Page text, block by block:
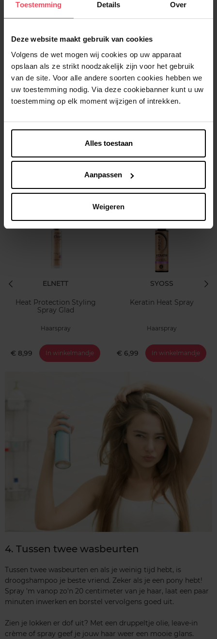
Toestemming Details Over
Deze website maakt gebruik van cookies
Volgens de wet mogen wij cookies op uw apparaat
opslaan als ze strikt noodzakelijk zijn voor het gebruik
van de site. Voor alle andere soorten cookies hebben we
uw toestemming nodig. Via deze cookiebanner kunt u uw
toestemming op elk moment wijzigen of intrekken.
Alles toestaan
Aanpassen
Weigeren
3. Drogen
Dep je haar droog met een handdoek. Wrijf of wring niet, dat
maakt je haar namelijk breekbaar en vatbaarder voor
Voor de gezondheid van je lokken is het beter je haar
natuurlijk te laten drogen. Pak je er de haardroger en daarna
beschermen tegen de hitte met een beschermende spray of
ELNETT
Heat Protection Styling
Spray Glad
Haarspray
€ 8,99 In winkelmandje
SYOSS
Keratin Heat Spray
Haarspray
€ 6,99 In winkelmandje
4. Tussen twee wasbeurten
Tussen twee wasbeurten en als je weinig tijd hebt, is
droogshampoo je beste vriend. Zeker als je een pony hebt!
Spray 'm vanop zo'n 20 centimeter van je haar, laat een paar
minuten inwerken en borstel vervolgens goed uit.
Zien je lokken er dof uit? Met een druppeltje olie, leave-in
crème of spray geef je jouw haar weer een mooie glans.